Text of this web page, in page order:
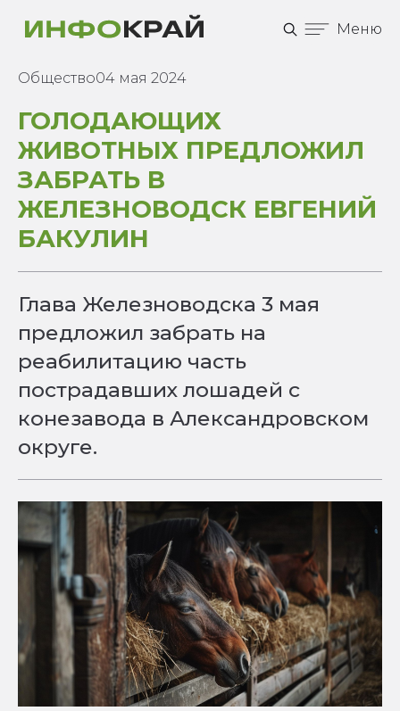
Меню
Общество04 мая 2024
ГОЛОДАЮЩИХ
ЖИВОТНЫХ ПРЕДЛОЖИЛ
ЗАБРАТЬ В
ЖЕЛЕЗНОВОДСК ЕВГЕНИЙ
БАКУЛИН
Глава Железноводска 3 мая
предложил забрать на
реабилитацию часть
пострадавших лошадей c
конезавода в Александровском
округе.